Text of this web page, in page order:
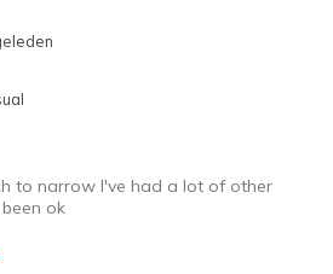
to narrow I've had a lot of other
ok